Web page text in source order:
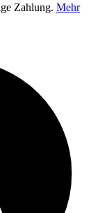
Zahlung. Mehr